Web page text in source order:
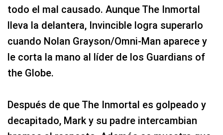
todo el mal causado. Aunque The Inmortal
lleva la delantera, Invincible logra superarlo
cuando Nolan Grayson/Omni-Man aparece y
le corta la mano al líder de los Guardians of
the Globe.
Después de que The Inmortal es golpeado y
decapitado, Mark y su padre intercambian